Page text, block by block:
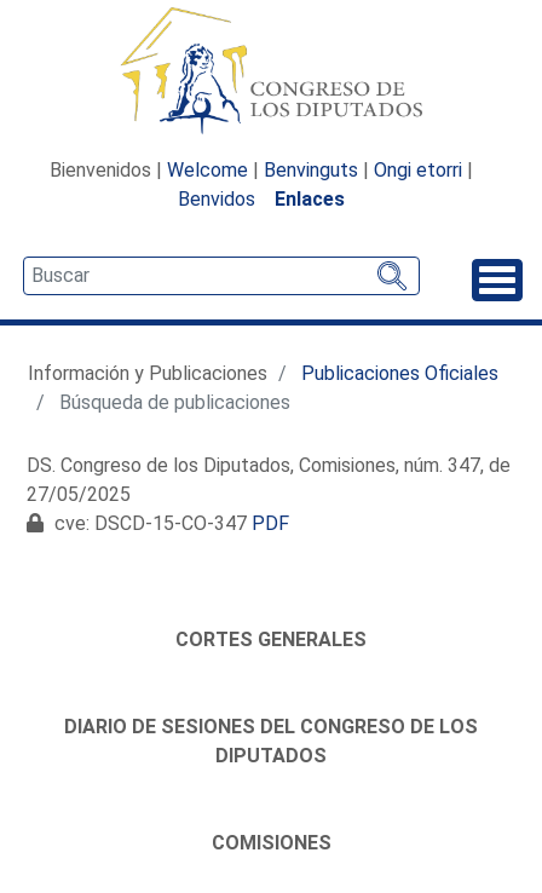
Bienvenidos | Welcome | Benvinguts | Ongi etorri |
Benvidos
Enlaces
Información y Publicaciones
Publicaciones Oficiales
Búsqueda de publicaciones
DS. Congreso de los Diputados, Comisiones, núm. 347, de
27/05/2025
cve: DSCD-15-CO-347 PDF
CORTES GENERALES
DIARIO DE SESIONES DEL CONGRESO DE LOS
DIPUTADOS
COMISIONES